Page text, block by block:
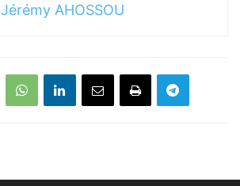
Jérémy AHOSSOU